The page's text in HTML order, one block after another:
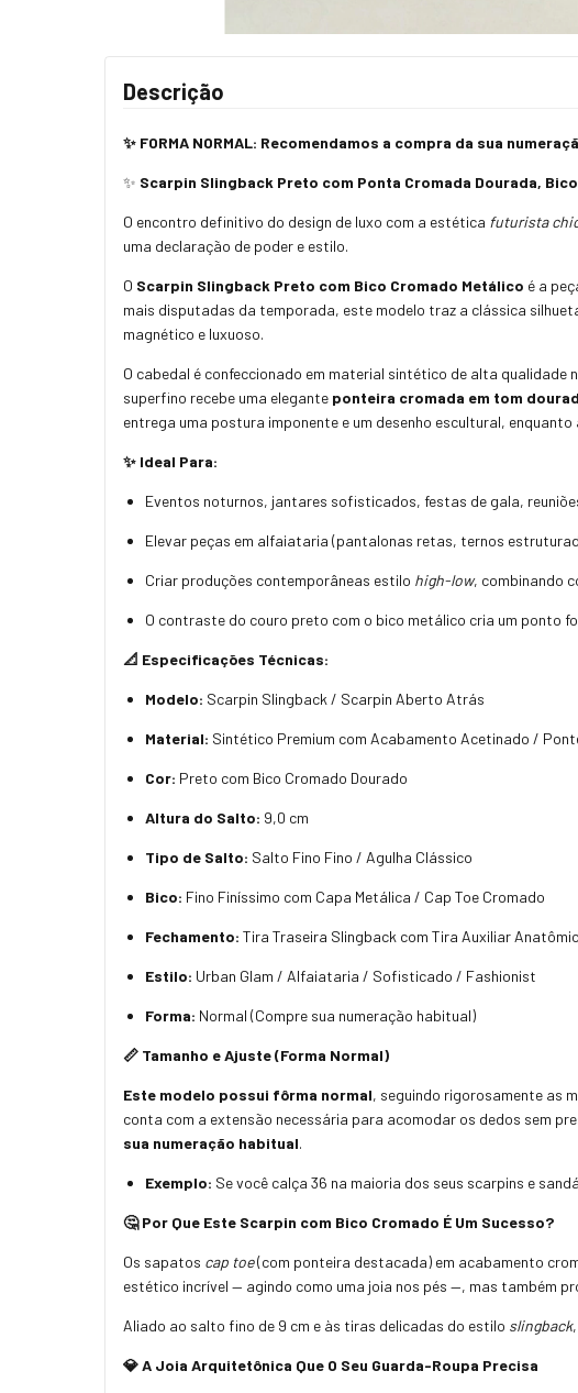
Descrição
✨ FORMA NORMAL: Recomendamos a compra da sua
✨ Scarpin Slingback Preto com Ponta Cromada Dourada,
O encontro definitivo do design de luxo com a estética futurista
uma declaração de poder e estilo.
O Scarpin Slingback Preto com Bico Cromado Metálico é a
mais disputadas da temporada, este modelo traz a clássica
magnético e luxuoso.
O cabedal é confeccionado em material sintético de alta
superfino recebe uma elegante ponteira cromada em tom
entrega uma postura imponente e um desenho escultural,
✨ Ideal Para:
Eventos noturnos, jantares sofisticados, festas de gala,
Elevar peças em alfaiataria (pantalonas retas, ternos
Criar produções contemporâneas estilo high-low, combinando
O contraste do couro preto com o bico metálico cria um ponto
📐 Especificações Técnicas:
Modelo: Scarpin Slingback / Scarpin Aberto Atrás
Material: Sintético Premium com Acabamento Acetinado /
Cor: Preto com Bico Cromado Dourado
Altura do Salto: 9,0 cm
Tipo de Salto: Salto Fino Fino / Agulha Clássico
Bico: Fino Finíssimo com Capa Metálica / Cap Toe Cromado
Fechamento: Tira Traseira Slingback com Tira Auxiliar
Estilo: Urban Glam / Alfaiataria / Sofisticado / Fashionist
Forma: Normal (Compre sua numeração habitual)
📏 Tamanho e Ajuste (Forma Normal)
Este modelo possui fôrma normal, seguindo rigorosamente as
conta com a extensão necessária para acomodar os dedos sem
sua numeração habitual.
Exemplo: Se você calça 36 na maioria dos seus scarpins e
🤔 Por Que Este Scarpin com Bico Cromado É Um Sucesso?
Os sapatos cap toe(com ponteira destacada) em acabamento
estético incrível — agindo como uma joia nos pés —, mas também
Aliado ao salto fino de 9 cm e às tiras delicadas do estilo slingback
💎 A Joia Arquitetônica Que O Seu Guarda-Roupa Precisa